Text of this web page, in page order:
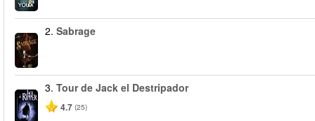
2. Sabrage
3. Tour de Jack el Destripador
4.7 (25)